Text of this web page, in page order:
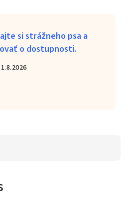
si strážneho psa a
o dostupnosti.